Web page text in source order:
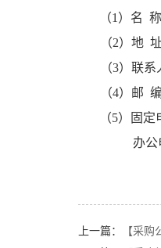
（1） 名
（2）地 址
（3）联系
（4）邮
（5） 固定
办公
上一篇：
【采